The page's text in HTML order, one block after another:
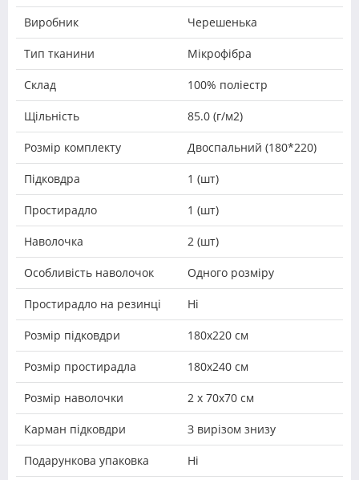
Виробник Черешенька
Тип тканини Мікрофібра
Склад 100% поліестр
Щільність 85.0 (г/м2)
Розмір комплекту Двоспальний (180*220)
Підковдра 1 (шт)
Простирадло 1 (шт)
Наволочка 2 (шт)
Особливість наволочок Одного розміру
Простирадло на резинці Ні
Розмір підковдри 180х220 см
Розмір простирадла 180x240 см
Розмір наволочки 2 х 70х70 см
Карман підковдри З вирізом знизу
Подарункова упаковка Ні